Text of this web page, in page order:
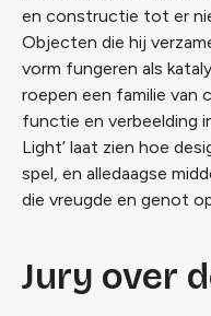
en constructie tot er
Objecten die hij
vorm fungeren als
roepen een familie van
functie en verbeelding
Light’ laat zien hoe
spel, en alledaagse
die vreugde en genot
Jury over